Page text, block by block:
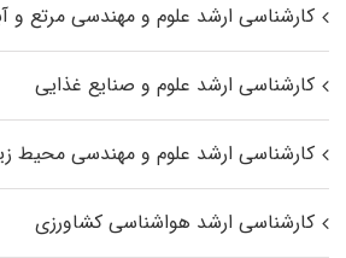
کارشناسی ارشد علوم و مهندسی مرتع و
کارشناسی ارشد علوم و صنایع غذایی
کارشناسی ارشد علوم و مهندسی محیط
کارشناسی ارشد هواشناسی کشاورزی